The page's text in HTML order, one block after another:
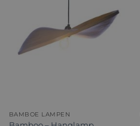
BAMBOE LAMPEN